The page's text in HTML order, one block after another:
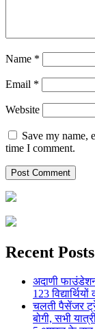
Name *
Email *
Website
Save my name,
time I comment.
Recent Posts
अदाणी
123
चलती पैसेंजर
बोगी, सभी